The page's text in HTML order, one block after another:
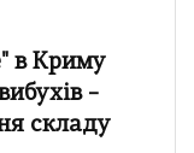
в Криму
–
складу